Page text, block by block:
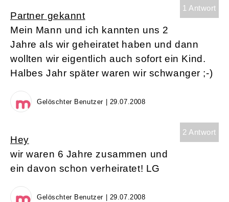
1 Antwort
Partner gekannt
Mein Mann und ich kannten uns 2
Jahre als wir geheiratet haben und dann
wollten wir eigentlich auch sofort ein Kind.
Halbes Jahr später waren wir schwanger ;-)
Gelöschter Benutzer | 29.07.2008
2 Antwort
Hey
wir waren 6 Jahre zusammen und
ein davon schon verheiratet! LG
Gelöschter Benutzer | 29.07.2008